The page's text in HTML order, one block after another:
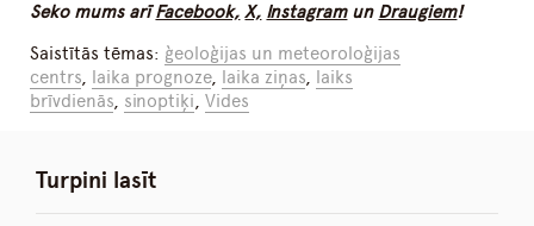
Seko mums arīFacebook, X, Instagramun Draugiem!
Saistītās tēmas: ģeoloģijas un meteoroloģijas
centrs, laika prognoze, laika ziņas, laiks
brīvdienās, sinoptiķi,Vides
Turpini lasīt